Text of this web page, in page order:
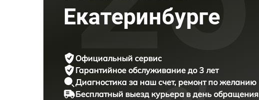
Екатеринбурге
Официальный сервис
Гарантийное обслуживание до 3 лет
Диагностика за наш счет, ремонт по желанию
Бесплатный выезд курьера в день обращения